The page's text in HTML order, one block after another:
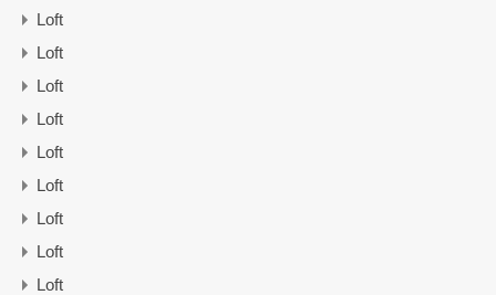
Loft
Loft
Loft
Loft
Loft
Loft
Loft
Loft
Loft